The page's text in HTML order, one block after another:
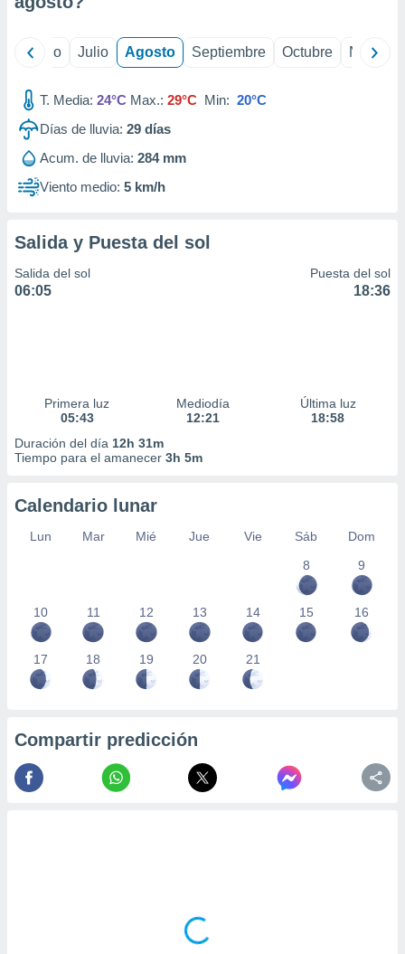
mediante
publicidad
publicidad
1199
Junio Julio Agosto Septiembre Octubre
T. Media: 24°C Max.: 29°C Min: 20°C
Días de lluvia: 29 días
Acum. de lluvia: 284 mm
Viento medio: 5 km/h
Salida y Puesta del sol
Salida del sol
06:05
Puesta del sol
18:36
Primera luz
05:43
Mediodía
12:21
Última luz
18:58
Duración del día 12h 31m
Tiempo para el amanecer 3h 5m
Calendario lunar
Lun Mar Mié Jue Vie Sáb
Dom
8
9
10 11 12 13 14 15 16
17 18 19 20 21
Compartir predicción